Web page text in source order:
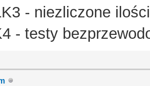
- niezliczone
- testy